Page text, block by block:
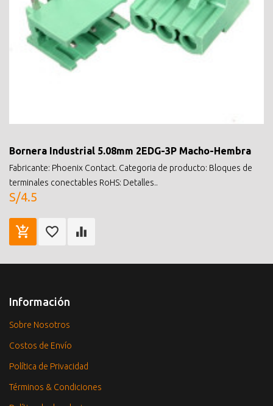
Bornera Industrial 5.08mm 2EDG-3P Macho-Hembra
Fabricante: Phoenix Contact. Categoria de producto: Bloques de
terminales conectables RoHS: Detalles..
S/4.5
Información
Sobre Nosotros
Costos de Envío
Política de Privacidad
Términos & Condiciones